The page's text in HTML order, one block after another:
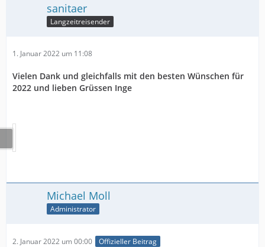
sanitaer
Langzeitreisender
1. Januar 2022 um 11:08
Vielen Dank und gleichfalls mit den besten Wünschen für
2022 und lieben Grüssen Inge
Michael Moll
Administrator
2. Januar 2022 um 00:00 Offizieller Beitrag